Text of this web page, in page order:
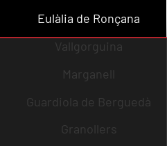
Eulàlia de Ronçana
Vallgorguina
Marganell
Guardiola de Berguedà
Granollers